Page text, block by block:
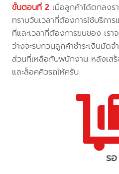
ขั้นตอนที่ 2 เมื่อลูกค้าได้ตกลงร
ทราบวันเวลาที่ต้องการใช้บริกา
ที่และเวลาที่ต้องการขนของ เรา
ว่างจะรบกวนลูกค้าชำระเงินมัด
ส่วนที่เหลือกับพนักงาน หลังเสร็
และล็อคคิวรถให้ครับ
รอ